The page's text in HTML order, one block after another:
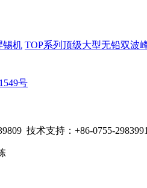
锡机 TOP系列顶级大型无铅双波
号
技术支持：+86-0755-